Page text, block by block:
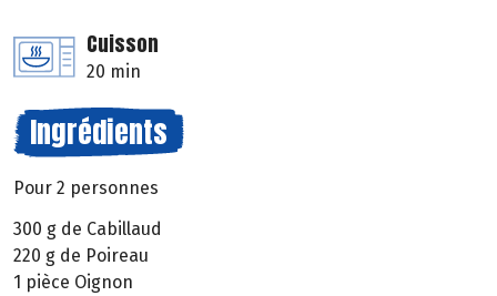
Cuisson
20 min
Ingrédients
Pour 2 personnes
300 g de Cabillaud
220 g de Poireau
1 pièce Oignon